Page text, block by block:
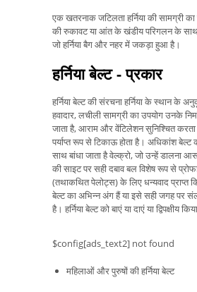
एक खतरनाक जटिलता हर्निया की सामग्री
की रुकावट या आंत के खंडीय परिगलन के साथ
जो हर्निया बैग और नहर में जकड़ा हुआ है।
हर्निया बेल्ट - प्रकार
हर्निया बेल्ट की संरचना हर्निया के स्थान के
हवादार, लचीली सामग्री का उपयोग उनके
जाता है, आराम और वेंटिलेशन सुनिश्चित
पर्याप्त रूप से टिकाऊ होता है। अधिकांश
साथ बांधा जाता है वेल्क्रो, जो उन्हें डालना
की साइट पर सही दबाव बल विशेष रूप से
(तथाकथित पेलोट्स) के लिए धन्यवाद प्राप्त
बेल्ट का अभिन्न अंग हैं या इसे सही जगह पर
है। हर्निया बेल्ट को बाएं या दाएं या द्विपक्षीय
$config[ads_text2] not found
महिलाओं और पुरुषों की हर्निया बेल्ट